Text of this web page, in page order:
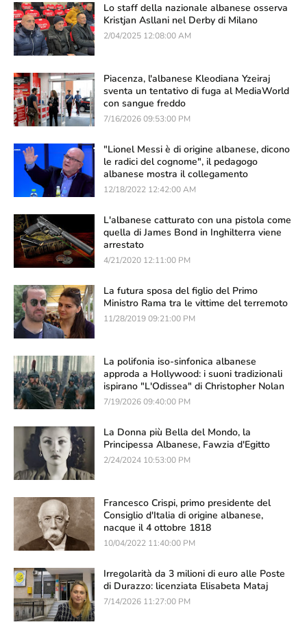
Lo staff della nazionale albanese osserva
Kristjan Asllani nel Derby di Milano
2/04/2025 12:08:00 AM
Piacenza, l'albanese Kleodiana Yzeiraj
sventa un tentativo di fuga al MediaWorld
con sangue freddo
7/16/2026 09:53:00 PM
"Lionel Messi è di origine albanese, dicono
le radici del cognome", il pedagogo
albanese mostra il collegamento
12/18/2022 12:42:00 AM
L'albanese catturato con una pistola come
quella di James Bond in Inghilterra viene
arrestato
4/21/2020 12:11:00 PM
La futura sposa del figlio del Primo
Ministro Rama tra le vittime del terremoto
11/28/2019 09:21:00 PM
La polifonia iso-sinfonica albanese
approda a Hollywood: i suoni tradizionali
ispirano "L'Odissea" di Christopher Nolan
7/19/2026 09:40:00 PM
La Donna più Bella del Mondo, la
Principessa Albanese, Fawzia d'Egitto
2/24/2024 10:53:00 PM
Francesco Crispi, primo presidente del
Consiglio d'Italia di origine albanese,
nacque il 4 ottobre 1818
10/04/2022 11:40:00 PM
Irregolarità da 3 milioni di euro alle Poste
di Durazzo: licenziata Elisabeta Mataj
7/14/2026 11:27:00 PM